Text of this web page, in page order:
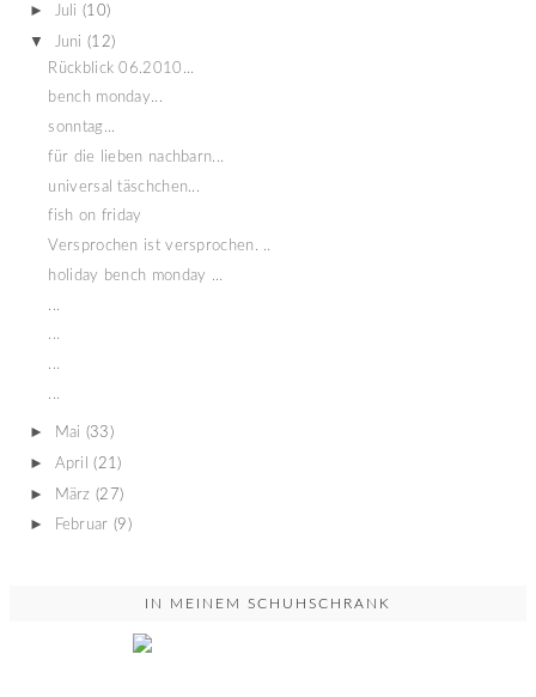
► Juli (10)
▼ Juni (12)
Rückblick 06.2010...
bench monday...
sonntag...
für die lieben nachbarn...
universal täschchen...
fish on friday
Versprochen ist versprochen. ..
holiday bench monday ...
...
...
...
...
► Mai (33)
► April (21)
► März (27)
► Februar (9)
IN MEINEM SCHUHSCHRANK